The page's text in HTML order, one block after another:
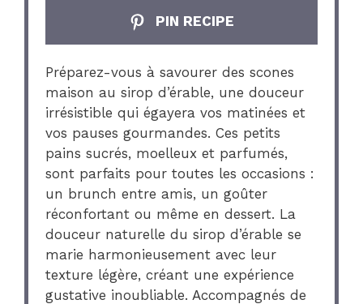
PIN RECIPE
Préparez-vous à savourer des scones
maison au sirop d’érable, une douceur
irrésistible qui égayera vos matinées et
vos pauses gourmandes. Ces petits
pains sucrés, moelleux et parfumés,
sont parfaits pour toutes les occasions :
un brunch entre amis, un goûter
réconfortant ou même en dessert. La
douceur naturelle du sirop d’érable se
marie harmonieusement avec leur
texture légère, créant une expérience
gustative inoubliable. Accompagnés de